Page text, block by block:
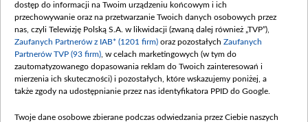
Pobudka
Blanka nie potrafi...
Lekarz starej daty
Profesor Falkowicz w...
dostęp do informacji na Twoim urządzeniu końcowym i ich
przechowywanie oraz na przetwarzanie Twoich danych osobowych przez
nas, czyli Telewizję Polską S.A. w likwidacji (zwaną dalej również „TVP”),
Zaufanych Partnerów z IAB* (1201 firm) oraz pozostałych Zaufanych
Partnerów TVP (93 firm) , w celach marketingowych (w tym do
zautomatyzowanego dopasowania reklam do Twoich zainteresowań i
mierzenia ich skuteczności) i pozostałych, które wskazujemy poniżej, a
także zgody na udostępnianie przez nas identyfikatora PPID do Google.
Twoje dane osobowe zbierane podczas odwiedzania przez Ciebie naszych